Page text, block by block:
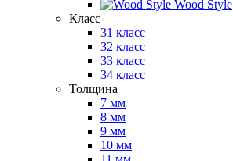
Wood Style
Класс
31 класс
32 класс
33 класс
34 класс
Толщина
7 мм
8 мм
9 мм
10 мм